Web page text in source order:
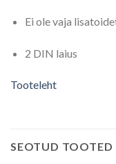
Ei ole vaja
2 DIN laius
Tooteleht
SEOTUD TOOTED